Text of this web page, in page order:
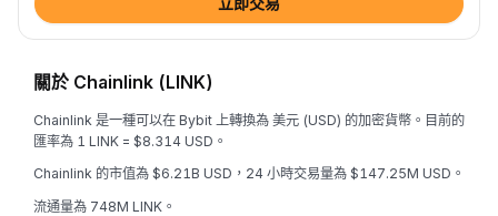
關於 Chainlink (LINK)
Chainlink 是一種可以在 Bybit 上轉換為 美元 (USD) 的加密貨幣。目前的
匯率為 1 LINK = $8.314 USD。
Chainlink 的市值為 $6.21B USD，24 小時交易量為 $147.25M USD。
流通量為 748M LINK。